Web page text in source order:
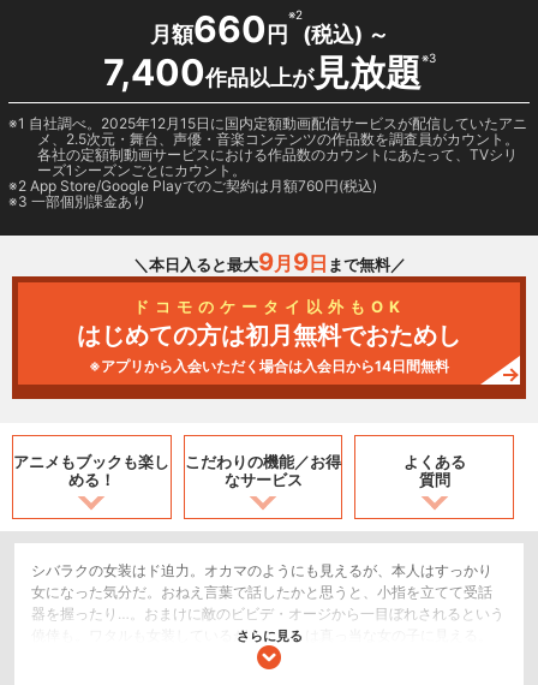
月額660 円
※2
(税込) ～
7,400作品以上が見放題※3
1 自社調べ。2025年12月15日に国内定額動画配信サービスが配信していたアニ
メ、2.5次元・舞台、声優・音楽コンテンツの作品数を調査員がカウント。
各社の定額制動画サービスにおける作品数のカウントにあたって、TVシリ
ーズ1シーズンごとにカウント。
2 App Store/Google Playでのご契約は月額760円(税込)
3 一部個別課金あり
＼本日入ると最大9月 9日 まで無料／
ドコモのケータイ以外もOK
はじめての方は初月無料でおためし
※アプリから入会いただく場合は入会日から14日間無料
アニメもブックも楽し
める！
こだわりの機能／お得
なサービス
よくある
質問
シバラクの女装はド迫力。オカマのようにも見えるが、本人はすっかり
女になった気分だ。おねえ言葉で話したかと思うと、小指を立てて受話
器を握ったり…。おまけに敵のビビデ・オージから一目ぼれされるという
僥倖も。ワタルも女装しているが、こちらは真っ当な女の子に見える。
さらに見る